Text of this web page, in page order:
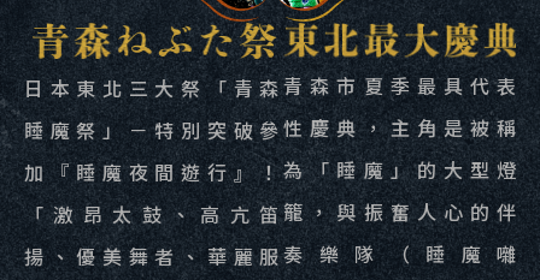
日本東北三大祭「青森
睡魔祭」－特別突破參
加『睡魔夜間遊行』！
「激昂太鼓、高亢笛
揚、優美舞者、華麗服
青森市夏季最具代表
性慶典，主角是被稱
為「睡魔」的大型燈
籠，與振奮人心的伴
奏樂隊（睡魔囃